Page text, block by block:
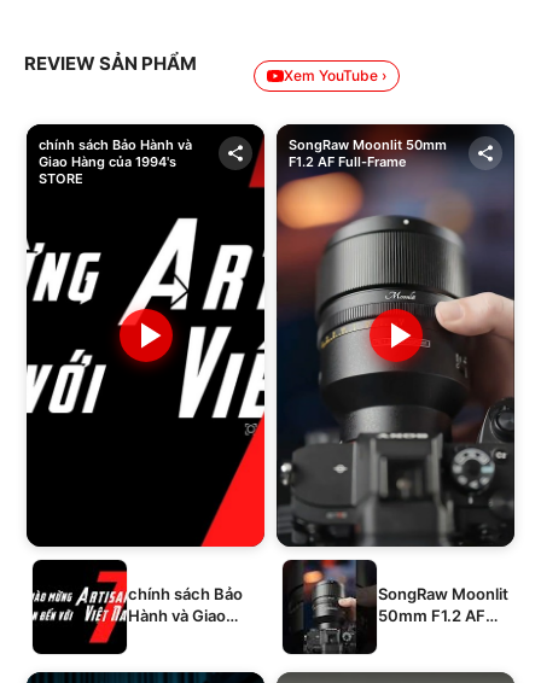
REVIEW SẢN PHẨM
Xem YouTube ›
chính sách Bảo Hành và
Giao Hàng của 1994's
STORE
chính sách Bảo
Hành và Giao
SongRaw Moonlit 50mm
F1.2 AF Full-Frame
SongRaw Moonlit
50mm F1.2 AF